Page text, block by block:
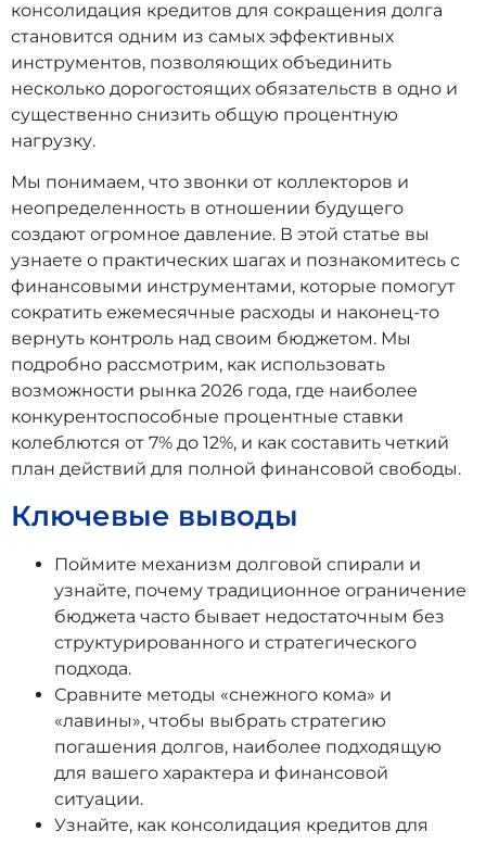
консолидация кредитов для сокращения долга
становится одним из самых эффективных
инструментов, позволяющих объединить
несколько дорогостоящих обязательств в одно и
существенно снизить общую процентную
нагрузку.
Мы понимаем, что звонки от коллекторов и
неопределенность в отношении будущего
создают огромное давление. В этой статье вы
узнаете о практических шагах и познакомитесь с
финансовыми инструментами, которые помогут
сократить ежемесячные расходы и наконец-то
вернуть контроль над своим бюджетом. Мы
подробно рассмотрим, как использовать
возможности рынка 2026 года, где наиболее
конкурентоспособные процентные ставки
колеблются от 7% до 12%, и как составить четкий
план действий для полной финансовой свободы.
Ключевые выводы
Поймите механизм долговой спирали и
узнайте, почему традиционное ограничение
бюджета часто бывает недостаточным без
структурированного и стратегического
подхода.
Сравните методы «снежного кома» и
«лавины», чтобы выбрать стратегию
погашения долгов, наиболее подходящую
для вашего характера и финансовой
ситуации.
Узнайте, как консолидация кредитов для